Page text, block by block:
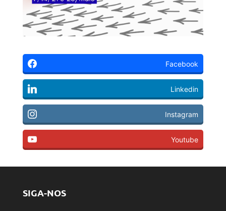
Facebook
Linkedin
Instagram
Youtube
SIGA-NOS